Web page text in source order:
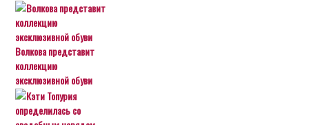
Волкова представит
коллекцию
эксклюзивной обуви